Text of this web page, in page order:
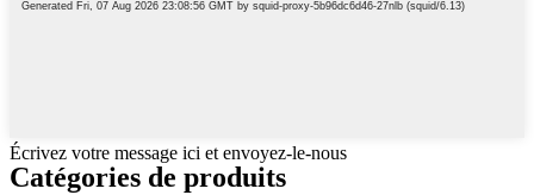
Écrivez votre message ici et envoyez-le-nous
Catégories de produits